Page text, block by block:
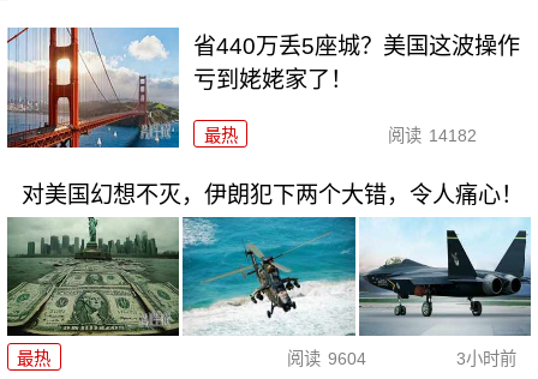
省440万丢5座城？美国这波操作
亏到姥姥家了！
最热 阅读 14182
对美国幻想不灭，伊朗犯下两个大错，令人痛心！
最热 阅读 9604 3小时前